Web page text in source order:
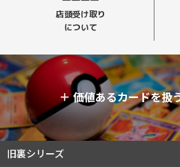
店頭受け取り
について
＋価値あるカードを扱
旧裏シリーズ